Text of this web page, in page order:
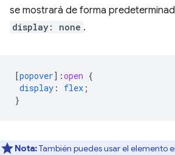
se mostrará de forma
display: none .
[popover] :open {
display : flex ;
}
Nota:También puedes usar el elemento